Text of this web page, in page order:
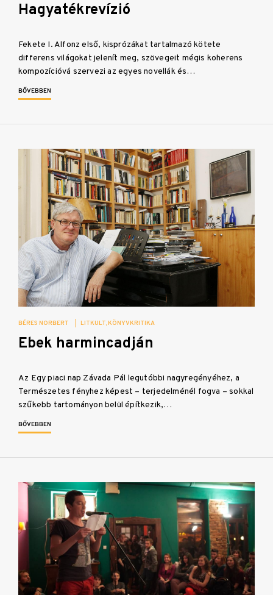
Hagyatékrevízió
Fekete I. Alfonz első, kisprózákat tartalmazó kötete
differens világokat jelenít meg, szövegeit mégis koherens
kompozícióvá szervezi az egyes novellák és…
BŐVEBBEN
BÉRES NORBERT LITKULT KÖNYVKRITIKA
Ebek harmincadján
Az Egy piaci nap Závada Pál legutóbbi nagyregényéhez, a
Természetes fényhez képest – terjedelménél fogva – sokkal
szűkebb tartományon belül építkezik,…
BŐVEBBEN